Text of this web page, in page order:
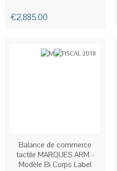
€2,885.00
AVAILABLE
Balance de commerce
tactile MARQUES ARM -
Modèle Bi Corps Label